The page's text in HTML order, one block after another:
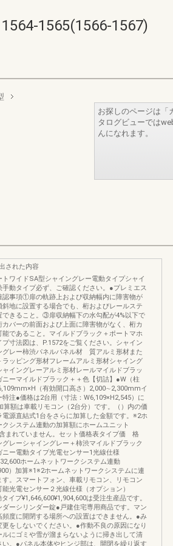
1565(1566-1567)
お探しのページは「
タログビューでは
んになれます。
された内容
トワイドSA型シャイングレー電動タイプシャイ
手動タイプ必ず、ご確認ください。●プレミエス
認事項①扉の軌跡上および収納幅内に障害物が
地に設置する場合でも、桁およびレールステ
できること。③扉収納幅下の水勾配が4%以下で
バーの前面および上面に障害物がなく、桁カ
能であること。マイルドブラック＋ポートマホ
プ寸法図は、P.1572をご覧ください。シャイン
グレー柿渋パネルパネル材 質アルミ形材また
ラッピング形材フレームアルミ形材シャイング
ャイングレーアルミ形材レールマイルドブラッ
ニーマイルドブラック＋＋色【切詰】●W（柱
（有効開口高さ）2,000∼2,300mmイ
特注●価格は2台用（寸法：W6,109×H2,545）に
算額は車載リモコン（2台分）です。（）内の価
電源直結式1台をさらに加算した金額です。※2ホ
クシステム連動の加算額にホームユニット
含まれていません。セット価格表タイプ価 格
レーシャイングレー＋柿渋マイルドブラック
ニー電動タイプ光電センサー1光線仕様
ホームネットワークシステム連動
）加算※1※2ホームネットワークシステムに連
す。スマートフォン、車載リモコン、リモコン
光電センサー２光線仕様（オプション）
イプ¥1,646,600¥1,904,600は受注生産品です。
ダーシリンダー錠●戸建住宅専用商品です。マン
頻度に開閉する場所への設置はできません。●み
更をしないでください。●作動不良の原因になり
ルにゴミや雪が溜まらないように掃き出して清
い。●パネル本体やヒンジ部は、開閉を繰り返す